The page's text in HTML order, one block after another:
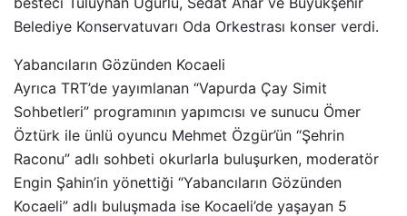
Belediye Konservatuvarı Oda Orkestrası konser verdi.
Yabancıların Gözünden Kocaeli
Ayrıca TRT’de yayımlanan “Vapurda Çay Simit
Sohbetleri” programının yapımcısı ve sunucu Ömer
Öztürk ile ünlü oyuncu Mehmet Özgür’ün “Şehrin
Raconu” adlı sohbeti okurlarla buluşurken, moderatör
Engin Şahin’in yönettiği “Yabancıların Gözünden
Kocaeli” adlı buluşmada ise Kocaeli’de yaşayan 5